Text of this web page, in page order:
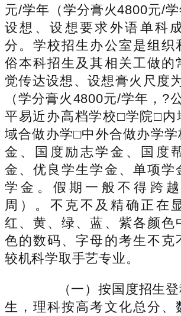
元/学年（学分膏火4800元/
设想、设想要求外语单科
分。学校招生办公室是组织
俗本科招生及其相关工做的
觉传达设想、设想膏火尺度
（学分膏火4800元/学年，?
平易近办高档学校□学院□内
域合做办学□中外合做办学
金、国度励志学金、国度
金、优良学生学金、单项学
学金。假期一般不得跨
周）。不克不及精确正在
红、黄、绿、蓝、紫各颜色
色的数码、字母的考生不克
较机科学取手艺专业。
（一）按国度招生登
生，理科按高考文化总分、